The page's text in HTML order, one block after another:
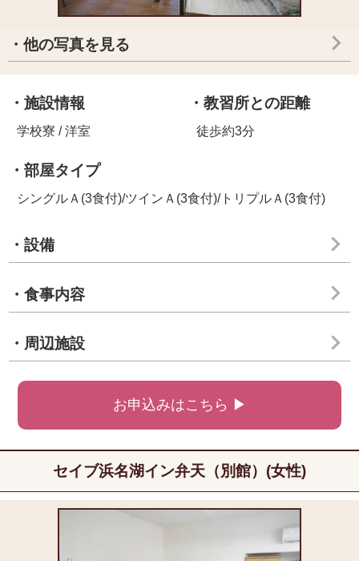
・他の写真を見る
・施設情報
学校寮 / 洋室
・教習所との距離
徒歩約3分
・部屋タイプ
シングルＡ(3食付)/ツインＡ(3食付)/トリプルＡ(3食付)
・設備
・食事内容
・周辺施設
お申込みはこちら ▶
セイブ浜名湖イン弁天（別館）(女性)